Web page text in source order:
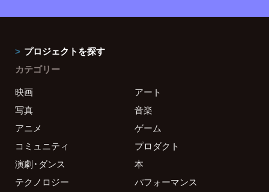
プロジェクトを探す
カテゴリー
映画
アート
写真
音楽
アニメ
ゲーム
コミュニティ
プロダクト
演劇・ダンス
本
テクノロジー
パフォーマンス